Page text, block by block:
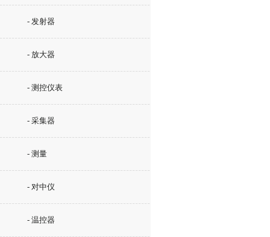
- 发射器
- 放大器
- 测控仪表
- 采集器
- 测量
- 对中仪
- 温控器